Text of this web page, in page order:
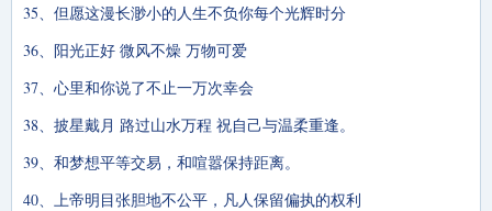
35、但愿这漫长渺小的人生不负你每个光辉时分
36、阳光正好 微风不燥 万物可爱
37、心里和你说了不止一万次幸会
38、披星戴月 路过山水万程 祝自己与温柔重逢。
39、和梦想平等交易，和喧嚣保持距离。
40、上帝明目张胆地不公平，凡人保留偏执的权利